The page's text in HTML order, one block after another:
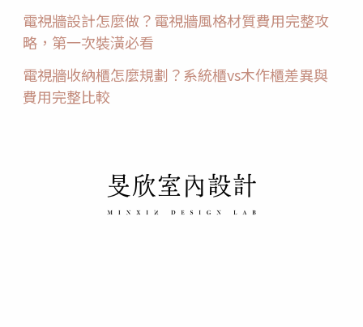
電視牆設計怎麼做？電視牆風格材質費用完整攻
略，第一次裝潢必看
電視牆收納櫃怎麼規劃？系統櫃vs木作櫃差異與
費用完整比較